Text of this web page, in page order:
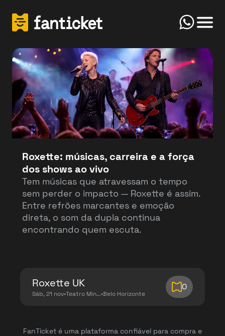
Click
Roxette: músicas, carreira e a força
dos shows ao vivo
Tem músicas que atravessam o tempo
sem perder o impacto — Roxette é assim.
Entre refrões marcantes e emoção
direta, o som da dupla continua
encontrando quem escuta.
Roxette UK
Sáb, 21 nov•Teatro Min...•Belo Horizonte
0
FanTicket é uma plataforma confiável para compra e
FanTicket
Olá! Bem-vindo(a) ao FanTicketBot. Como
posso te ajudar hoje? Você deseja vender ou
Vender Comprar
Your message
Send